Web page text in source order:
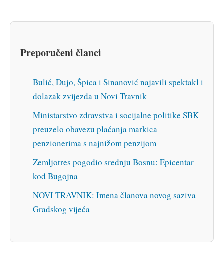
Preporučeni članci
Bulić, Dujo, Špica i Sinanović najavili spektakl i
dolazak zvijezda u Novi Travnik
Ministarstvo zdravstva i socijalne politike SBK
preuzelo obavezu plaćanja markica
penzionerima s najnižom penzijom
Zemljotres pogodio srednju Bosnu: Epicentar
kod Bugojna
NOVI TRAVNIK: Imena članova novog saziva
Gradskog vijeća